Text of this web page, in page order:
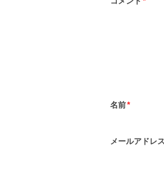
名前*
メールアドレス